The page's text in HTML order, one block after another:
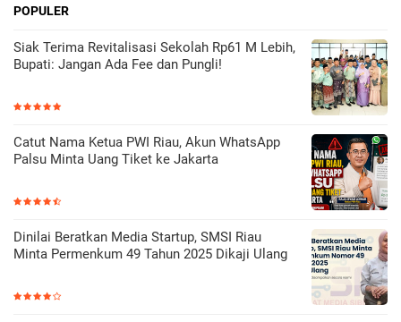
POPULER
Siak Terima Revitalisasi Sekolah Rp61 M Lebih,
Bupati: Jangan Ada Fee dan Pungli!
Catut Nama Ketua PWI Riau, Akun WhatsApp
Palsu Minta Uang Tiket ke Jakarta
Dinilai Beratkan Media Startup, SMSI Riau
Minta Permenkum 49 Tahun 2025 Dikaji Ulang